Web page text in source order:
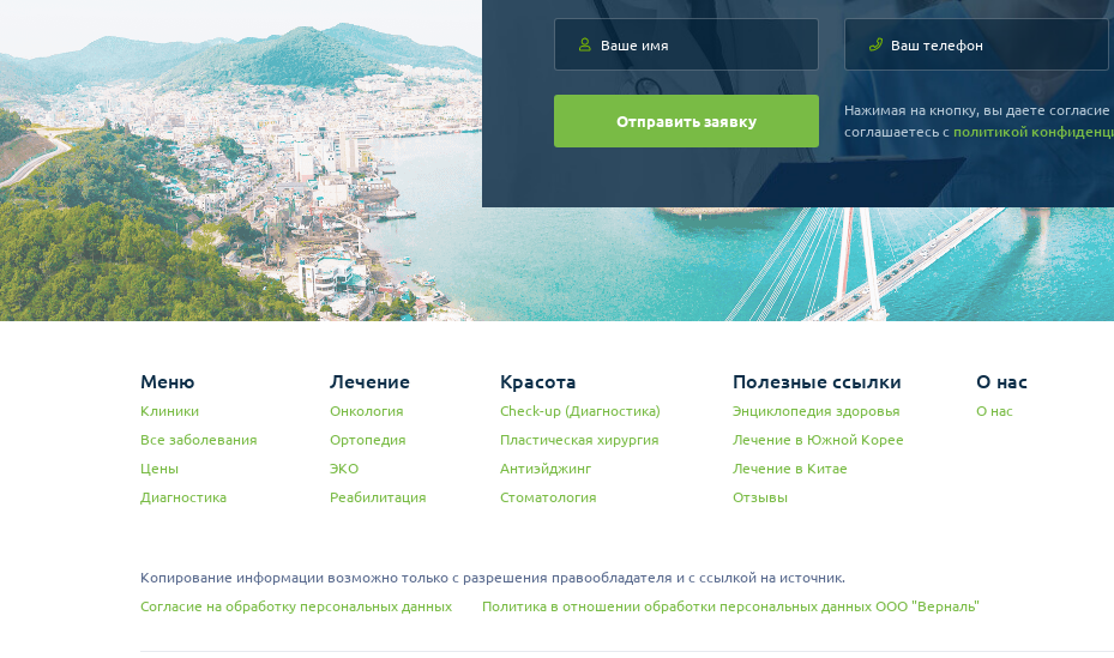
Отправить заявку
Нажимая на кнопку, вы даете
соглашаетесь c политикой
Меню
Клиники
Все заболевания
Цены
Диагностика
Лечение
Онкология
Ортопедия
ЭКО
Реабилитация
Красота
Check-up (Диагностика)
Пластическая хирургия
Антиэйджинг
Стоматология
Полезные ссылки
Энциклопедия здоровья
Лечение в Южной Корее
Лечение в Китае
Отзывы
О нас
О нас
Копирование информации возможно только с разрешения правообладателя и с ссылкой на источник.
Согласие на обработку персональных данных
Политика в отношении обработки персональных данных ООО "Верналь"